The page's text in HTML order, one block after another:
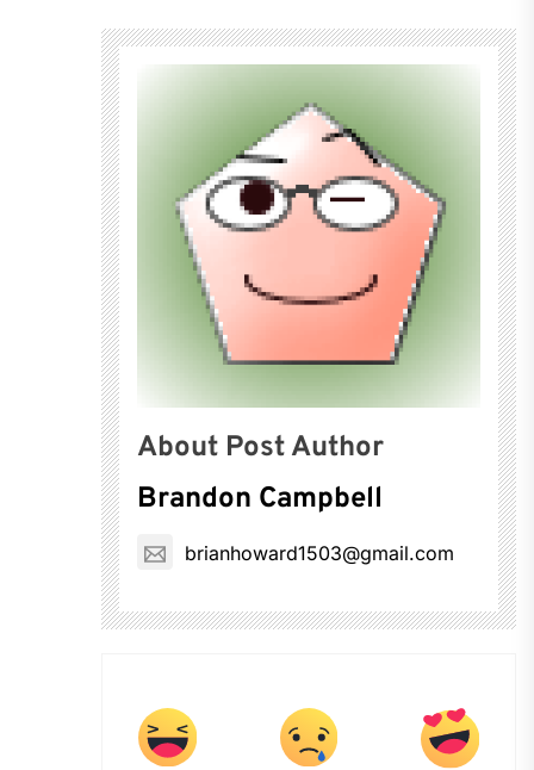
About Post Author
Brandon Campbell
brianhoward1503@gmail.com